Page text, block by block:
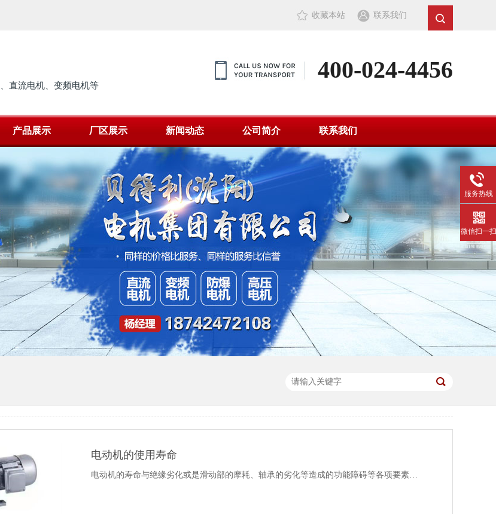
收藏本站 联系我们
直流电机、变频电机等
400-024-4456
产品展示 厂区展示 新闻动态 公司简介 联系我们
电动机的使用寿命
电动机的寿命与绝缘劣化或是滑动部的摩耗、轴承的劣化等造成的功能障碍等各项要素有关，大部分视轴承状况而定。
服务热线
微信扫一扫